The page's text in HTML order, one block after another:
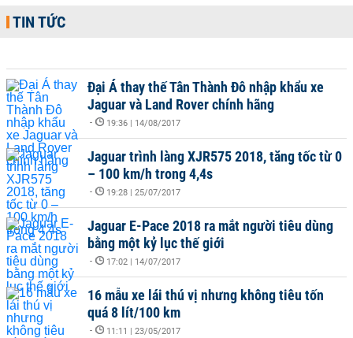
TIN TỨC
Đại Á thay thế Tân Thành Đô nhập khẩu xe
Jaguar và Land Rover chính hãng
- 19:36 | 14/08/2017
Jaguar trình làng XJR575 2018, tăng tốc từ 0
– 100 km/h trong 4,4s
- 19:28 | 25/07/2017
Jaguar E-Pace 2018 ra mắt người tiêu dùng
bằng một kỷ lục thế giới
- 17:02 | 14/07/2017
16 mẫu xe lái thú vị nhưng không tiêu tốn
quá 8 lít/100 km
- 11:11 | 23/05/2017